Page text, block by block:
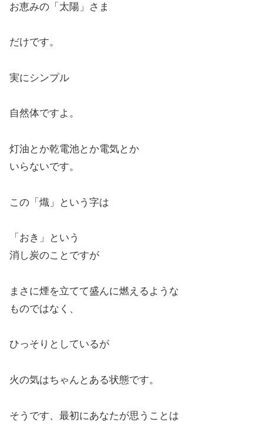
お恵みの「太陽」さま
だけです。
実にシンプル
自然体ですよ。
灯油とか乾電池とか電気とか
いらないです。
この「熾」という字は
「おき」という
消し炭のことですが
まさに煙を立てて盛んに燃えるような
ものではなく、
ひっそりとしているが
火の気はちゃんとある状態です。
そうです、最初にあなたが思うことは